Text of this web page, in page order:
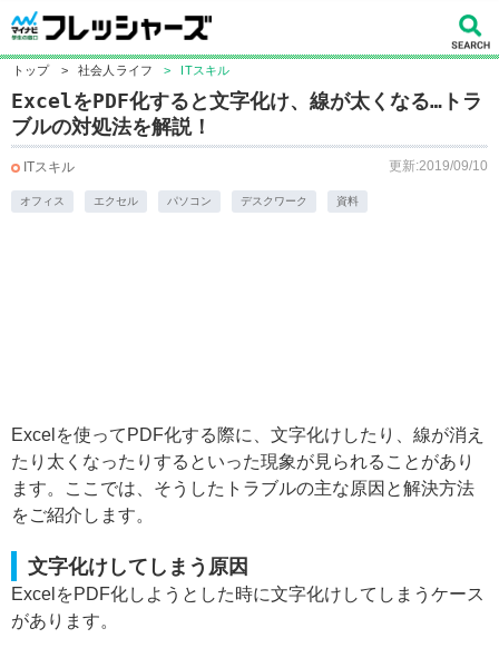
トップ > 社会人ライフ > ITスキル
ExcelをPDF化すると文字化け、線が太くなる…トラ
ブルの対処法を解説！
ITスキル 更新:2019/09/10
オフィス エクセル パソコン デスクワーク 資料
Excelを使ってPDF化する際に、文字化けしたり、線が消え
たり太くなったりするといった現象が見られることがあり
ます。ここでは、そうしたトラブルの主な原因と解決方法
をご紹介します。
文字化けしてしまう原因
ExcelをPDF化しようとした時に文字化けしてしまうケース
があります。